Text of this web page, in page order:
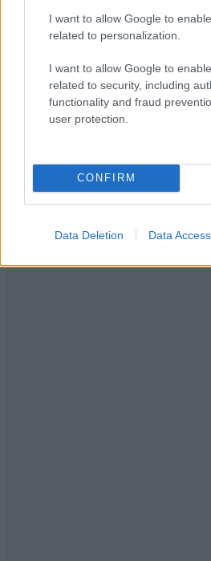
I want to allow Google to
related to personalization.
I want to allow Google to
related to security, including
functionality and fraud
user protection.
CONFIRM
Data Deletion Data Access
05·08·2026 21:24
«Κάηκε το σπίτι μας στην
μετακομίσουμε»:
από τη Βρετανία που είδε
γίνεται στάχτη